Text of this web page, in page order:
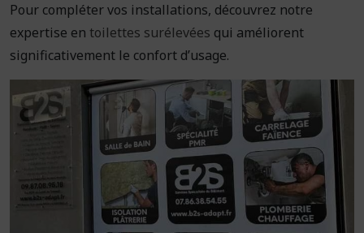
Pour compléter vos installations, découvrez notre
expertise en toilettes surélevées qui améliorent
significativement le confort d’usage.